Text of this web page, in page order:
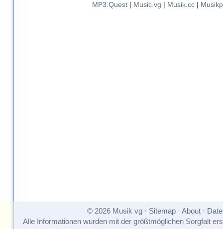
MP3.Quest| Music.vg | Musik.cc|
© 2026 Musik vg · Sitemap· About·
Alle Informationen wurden mit der größtmöglichen Sorgfalt